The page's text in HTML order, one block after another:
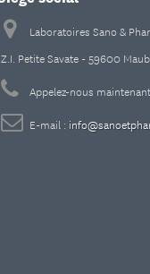
Laboratoires Sano &
Z.I. Petite Savate - 59600
Appelez-nous
E-mail :